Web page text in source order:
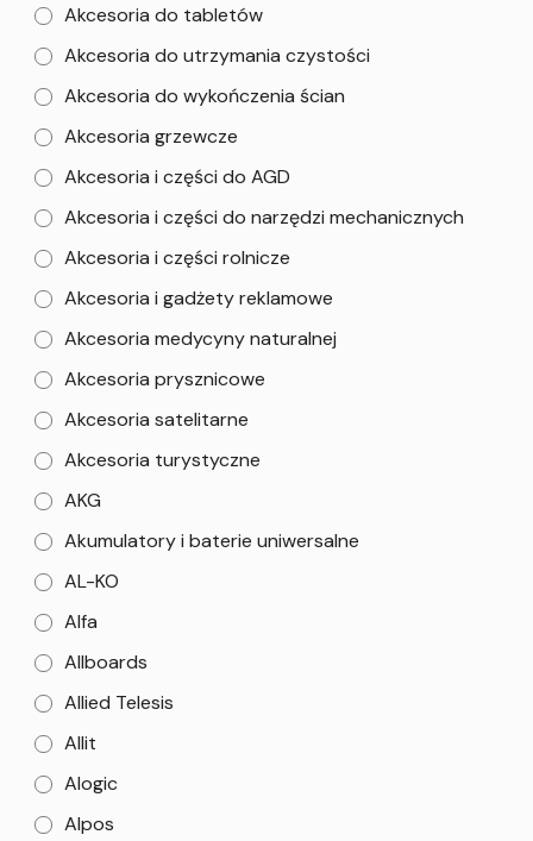
Akcesoria do tabletów
Akcesoria do utrzymania czystości
Akcesoria do wykończenia ścian
Akcesoria grzewcze
Akcesoria i części do AGD
Akcesoria i części do narzędzi mechanicznych
Akcesoria i części rolnicze
Akcesoria i gadżety reklamowe
Akcesoria medycyny naturalnej
Akcesoria prysznicowe
Akcesoria satelitarne
Akcesoria turystyczne
AKG
Akumulatory i baterie uniwersalne
AL-KO
Alfa
Allboards
Allied Telesis
Allit
Alogic
Alpos